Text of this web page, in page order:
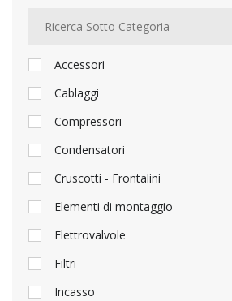
Accessori
Cablaggi
Compressori
Condensatori
Cruscotti - Frontalini
Elementi di montaggio
Elettrovalvole
Filtri
Incasso